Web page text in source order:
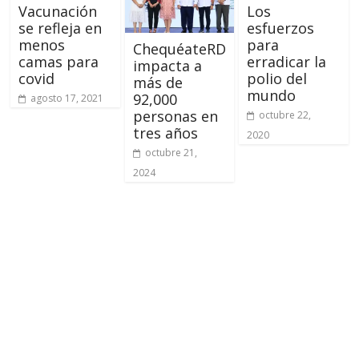
Vacunación
se refleja en
menos
camas para
covid
agosto 17, 2021
ChequéateRD
impacta a
más de
92,000
personas en
tres años
octubre 21,
2024
Los
esfuerzos
para
erradicar la
polio del
mundo
octubre 22,
2020